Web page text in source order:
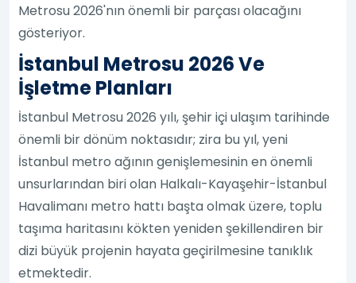
Metrosu 2026'nın önemli bir parçası olacağını
gösteriyor.
İstanbul Metrosu 2026 Ve
İşletme Planları
İstanbul Metrosu 2026 yılı, şehir içi ulaşım tarihinde
önemli bir dönüm noktasıdır; zira bu yıl, yeni
İstanbul metro ağının genişlemesinin en önemli
unsurlarından biri olan Halkalı-Kayaşehir-İstanbul
Havalimanı metro hattı başta olmak üzere, toplu
taşıma haritasını kökten yeniden şekillendiren bir
dizi büyük projenin hayata geçirilmesine tanıklık
etmektedir.